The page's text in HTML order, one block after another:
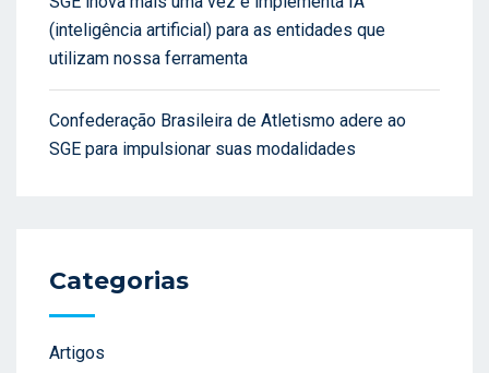
(inteligência artificial) para as entidades que
utilizam nossa ferramenta
Confederação Brasileira de Atletismo adere ao
SGE para impulsionar suas modalidades
Categorias
Artigos